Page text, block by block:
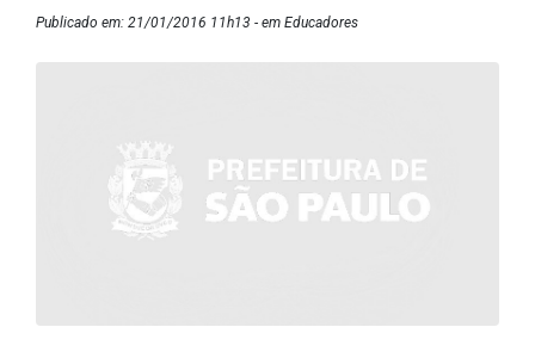
Publicado em: 21/01/2016 11h13 - em Educadores